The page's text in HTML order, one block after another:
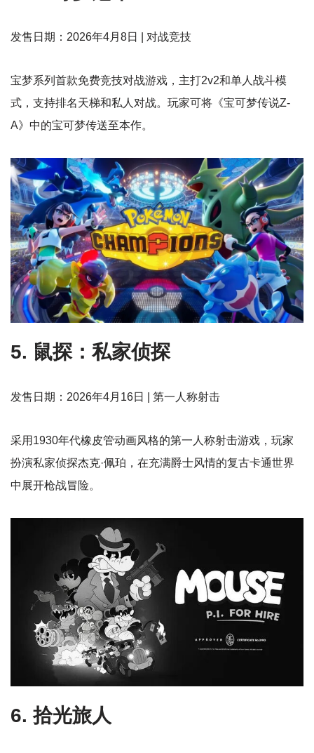
发售日期：2026年4月8日 | 对战竞技
宝梦系列首款免费竞技对战游戏，主打2v2和单人战斗模
式，支持排名天梯和私人对战。玩家可将《宝可梦传说Z-
A》中的宝可梦传送至本作。
5. 鼠探：私家侦探
发售日期：2026年4月16日 | 第一人称射击
采用1930年代橡皮管动画风格的第一人称射击游戏，玩家
扮演私家侦探杰克·佩珀，在充满爵士风情的复古卡通世界
中展开枪战冒险。
6. 拾光旅人